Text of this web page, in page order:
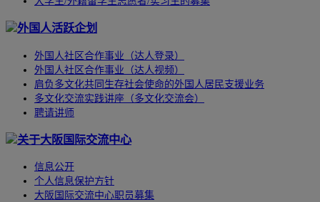
外国人活跃企划
外国人社区合作事业（达人登录）
外国人社区合作事业（达人视频）
肩负多文化共同生存社会使命的外国人居民支援业务
多文化交流实践讲座（多文化交流会）
聘请讲师
关于大阪国际交流中心
信息公开
个人信息保护方针
大阪国际交流中心职员募集